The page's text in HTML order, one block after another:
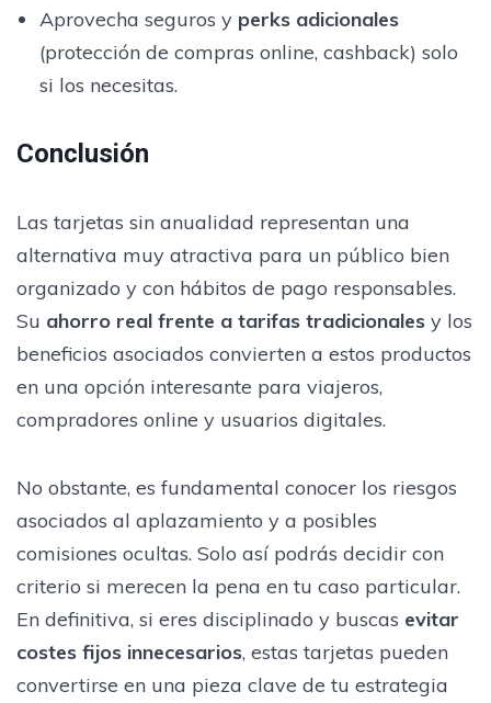
Aprovecha seguros y perks adicionales
(protección de compras online, cashback) solo
si los necesitas.
Conclusión
Las tarjetas sin anualidad representan una
alternativa muy atractiva para un público bien
organizado y con hábitos de pago responsables.
Su ahorro real frente a tarifas tradicionales y los
beneficios asociados convierten a estos productos
en una opción interesante para viajeros,
compradores online y usuarios digitales.
No obstante, es fundamental conocer los riesgos
asociados al aplazamiento y a posibles
comisiones ocultas. Solo así podrás decidir con
criterio si merecen la pena en tu caso particular.
En definitiva, si eres disciplinado y buscas evitar
costes fijos innecesarios, estas tarjetas pueden
convertirse en una pieza clave de tu estrategia